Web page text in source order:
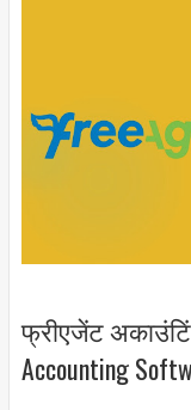
फ्रीएजेंट
Accounting